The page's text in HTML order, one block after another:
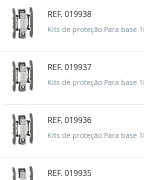
REF. 019938
Kits de proteção Para base
REF. 019937
Kits de proteção Para base
REF. 019936
Kits de proteção Para base
REF. 019935